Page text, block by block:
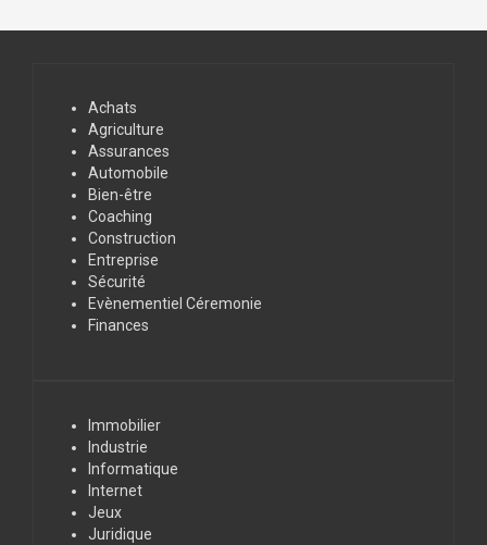
Achats
Agriculture
Assurances
Automobile
Bien-être
Coaching
Construction
Entreprise
Sécurité
Evènementiel Céremonie
Finances
Immobilier
Industrie
Informatique
Internet
Jeux
Juridique